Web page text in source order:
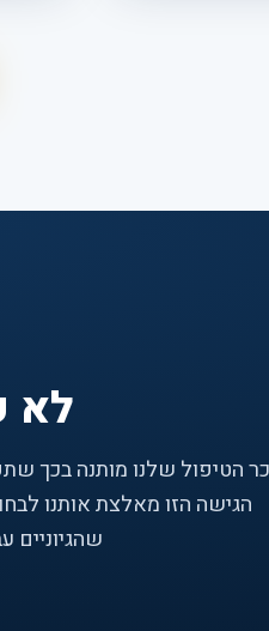
לא
הטיפול שלנו מותנה בכך
הגישה הזו מאלצת אותנו